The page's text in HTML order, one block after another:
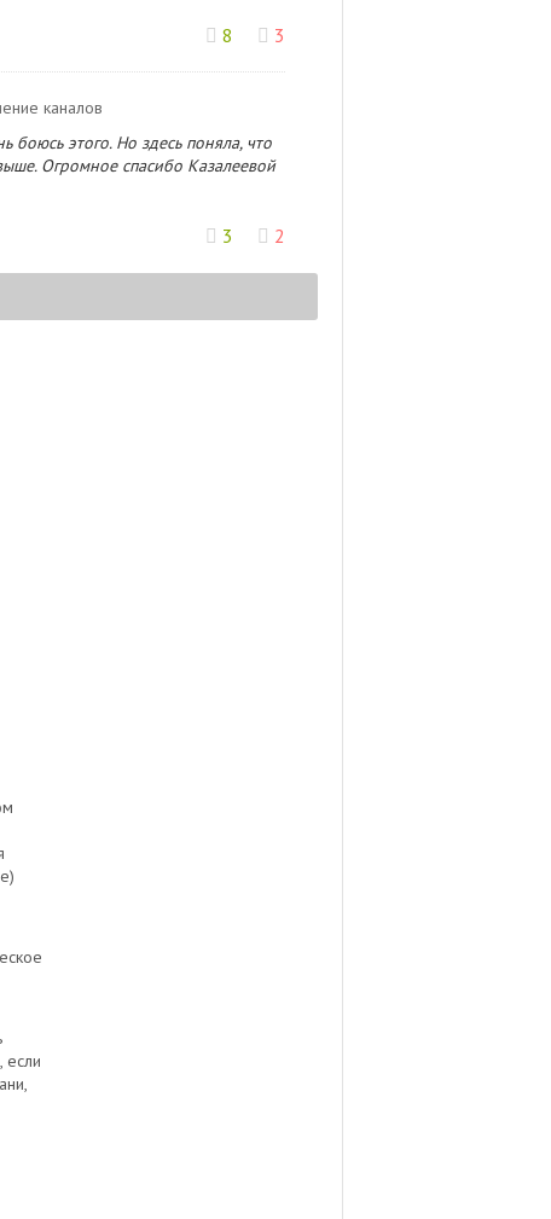
8 3
каналов
боюсь этого. Но здесь поняла, что
Огромное спасибо Казалеевой
3 2